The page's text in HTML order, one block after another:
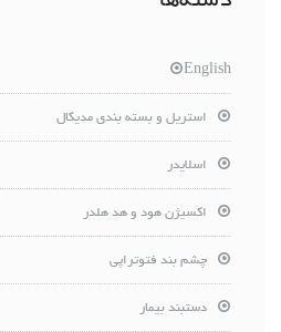
English
استریل و بسته بندی مدیکال
اسلایدر
اکسیژن هود و هد هلدر
چشم بند فتوتراپی
دستبند بیمار